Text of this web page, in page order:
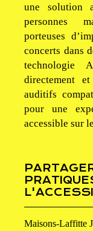
une solution
personnes
porteuses
concerts dans
technologie
directement
auditifs
pour une
accessible sur
Maisons-Laffitte